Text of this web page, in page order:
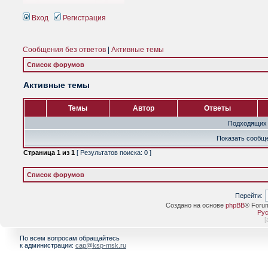
Вход Регистрация
Сообщения без ответов Активные темы
Список форумов
Активные темы
Темы Автор Ответы
Подходящих
Показать
Страница 1 из 1 [ Результатов поиска: 0 ]
Список форумов
Перейти:
Создано на основе phpBB®
[
По всем вопросам обращайтесь
к администрации: cap@ksp-msk.ru